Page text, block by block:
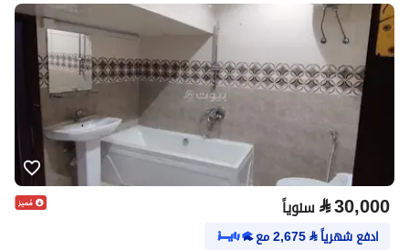
⃁30,000 سنوياً
ادفع شهرياً⃁
2,675مع